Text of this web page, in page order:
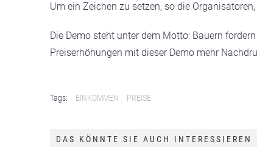
Um ein Zeichen zu setzen, so die
Die Demo steht unter dem Motto: Bauern
Preiserhöhungen mit dieser Demo mehr
Tags: EINKOMMEN PREISE
DAS KÖNNTE SIE AUCH INTERESSIEREN